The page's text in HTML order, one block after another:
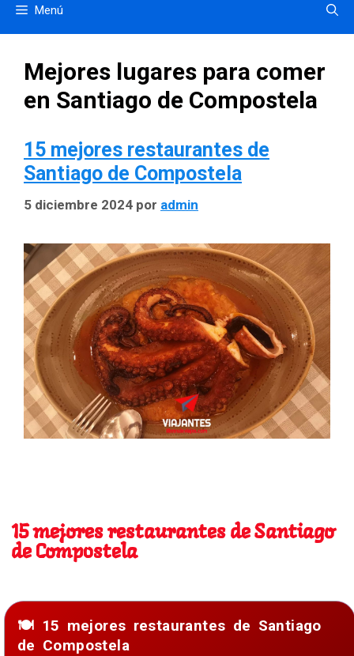
Menú
Mejores lugares para comer
en Santiago de Compostela
15 mejores restaurantes de
Santiago de Compostela
5 diciembre 2024 por admin
15 mejores restaurantes de Santiago
de Compostela
15 mejores restaurantes de Santiago
de Compostela